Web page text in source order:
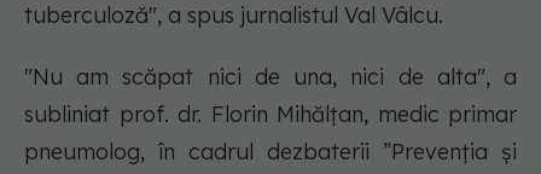
tuberculoză", a spus jurnalistul Val Vâlcu.
"Nu am scăpat nici de una, nici de alta", a
subliniat prof. dr. Florin Mihălțan, medic primar
pneumolog, în cadrul dezbaterii ”Prevenția și